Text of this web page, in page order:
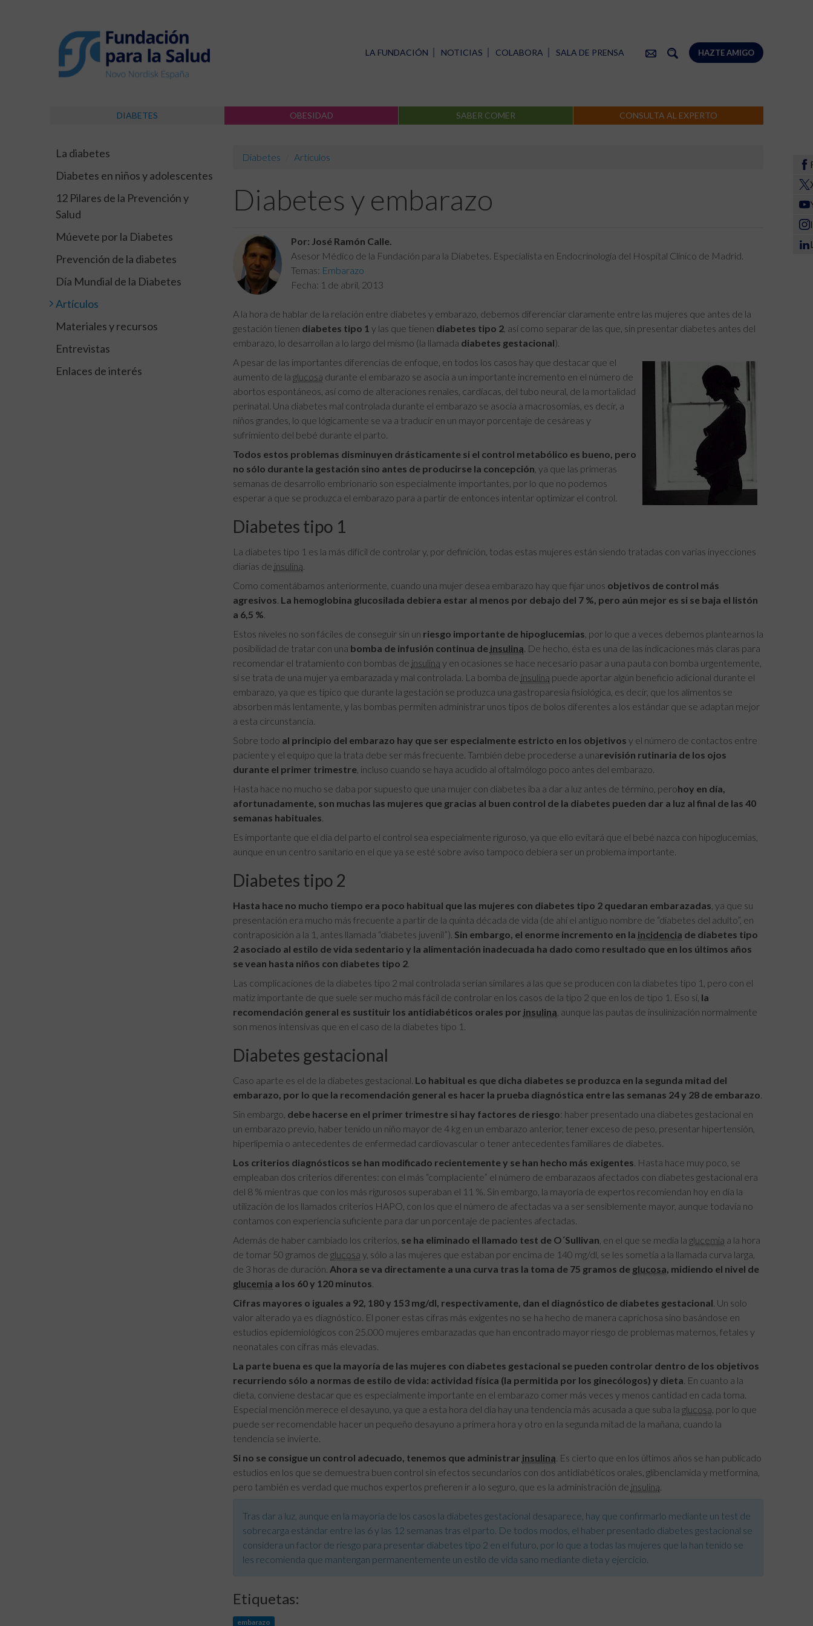
HAZTE AMIGO
LA FUNDACIÓN NOTICIAS COLABORA SALA DE PRENSA
DIABETES OBESIDAD SABER COMER CONSULTA AL EXPERTO
La diabetes
Diabetes en niños y adolescentes
12 Pilares de la Prevención y
Salud
Múevete por la Diabetes
Prevención de la diabetes
Día Mundial de la Diabetes
Artículos
Materiales y recursos
Entrevistas
Enlaces de interés
Diabetes Artículos
Diabetes y embarazo
Por: José Ramón Calle.
Asesor Médico de la Fundación para la Diabetes. Especialista en Endocrinología del Hospital Clínico de Madrid.
Temas: Embarazo
Fecha: 1 de abril, 2013
A la hora de hablar de la relación entre diabetes y embarazo, debemos diferenciar claramente entre las mujeres que antes de la
gestación tienen diabetes tipo 1 y las que tienen diabetes tipo 2, así como separar de las que, sin presentar diabetes antes del
embarazo, lo desarrollan a lo largo del mismo (la llamada diabetes gestacional).
A pesar de las importantes diferencias de enfoque, en todos los casos hay que destacar que el
aumento de la glucosa durante el embarazo se asocia a un importante incremento en el número de
abortos espontáneos, así como de alteraciones renales, cardíacas, del tubo neural, de la mortalidad
perinatal. Una diabetes mal controlada durante el embarazo se asocia a macrosomías, es decir, a
niños grandes, lo que lógicamente se va a traducir en un mayor porcentaje de cesáreas y
sufrimiento del bebé durante el parto.
Todos estos problemas disminuyen drásticamente si el control metabólico es bueno, pero
no sólo durante la gestación sino antes de producirse la concepción , ya que las primeras
semanas de desarrollo embrionario son especialmente importantes, por lo que no podemos
esperar a que se produzca el embarazo para a partir de entonces intentar optimizar el control.
Diabetes tipo 1
La diabetes tipo 1 es la más difícil de controlar y, por definición, todas estas mujeres están siendo tratadas con varias inyecciones
diarias de insulina.
Como comentábamos anteriormente, cuando una mujer desea embarazo hay que fijar unos objetivos de control más
agresivos. La hemoglobina glucosilada debiera estar al menos por debajo del 7 %, pero aún mejor es si se baja el listón
a 6,5 %.
Estos niveles no son fáciles de conseguir sin un riesgo importante de hipoglucemias , por lo que a veces debemos plantearnos la
posibilidad de tratar con una bomba de infusión continua de insulina. De hecho, ésta es una de las indicaciones más claras para
recomendar el tratamiento con bombas de insulina y en ocasiones se hace necesario pasar a una pauta con bomba urgentemente,
si se trata de una mujer ya embarazada y mal controlada. La bomba de insulina puede aportar algún beneficio adicional durante el
embarazo, ya que es típico que durante la gestación se produzca una gastroparesia fisiológica, es decir, que los alimentos se
absorben más lentamente, y las bombas permiten administrar unos tipos de bolos diferentes a los estándar que se adaptan mejor
a esta circunstancia.
Sobre todo al principio del embarazo hay que ser especialmente estricto en los objetivos y el número de contactos entre
paciente y el equipo que la trata debe ser más frecuente. También debe procederse a unarevisión rutinaria de los ojos
durante el primer trimestre, incluso cuando se haya acudido al oftalmólogo poco antes del embarazo.
Hasta hace no mucho se daba por supuesto que una mujer con diabetes iba a dar a luz antes de término, perohoy en día,
afortunadamente, son muchas las mujeres que gracias al buen control de la diabetes pueden dar a luz al final de las 40
semanas habituales.
Es importante que el día del parto el control sea especialmente riguroso, ya que ello evitará que el bebé nazca con hipoglucemias,
aunque en un centro sanitario en el que ya se esté sobre aviso tampoco debiera ser un problema importante.
Diabetes tipo 2
Hasta hace no mucho tiempo era poco habitual que las mujeres con diabetes tipo 2 quedaran embarazadas , ya que su
presentación era mucho más frecuente a partir de la quinta década de vida (de ahí el antiguo nombre de “diabetes del adulto”, en
contraposición a la 1, antes llamada “diabetes juvenil”). Sin embargo, el enorme incremento en la incidencia de diabetes tipo
2 asociado al estilo de vida sedentario y la alimentación inadecuada ha dado como resultado que en los últimos años
se vean hasta niños con diabetes tipo 2.
Las complicaciones de la diabetes tipo 2 mal controlada serían similares a las que se producen con la diabetes tipo 1, pero con el
matiz importante de que suele ser mucho más fácil de controlar en los casos de la tipo 2 que en los de tipo 1. Eso sí, la
recomendación general es sustituir los antidiabéticos orales por insulina , aunque las pautas de insulinización normalmente
son menos intensivas que en el caso de la diabetes tipo 1.
Diabetes gestacional
Caso aparte es el de la diabetes gestacional. Lo habitual es que dicha diabetes se produzca en la segunda mitad del
embarazo, por lo que la recomendación general es hacer la prueba diagnóstica entre las semanas 24 y 28 de embarazo.
Sin embargo, debe hacerse en el primer trimestre si hay factores de riesgo: haber presentado una diabetes gestacional en
un embarazo previo, haber tenido un niño mayor de 4 kg en un embarazo anterior, tener exceso de peso, presentar hipertensión,
hiperlipemia o antecedentes de enfermedad cardiovascular o tener antecedentes familiares de diabetes.
Los criterios diagnósticos se han modificado recientemente y se han hecho más exigentes. Hasta hace muy poco, se
empleaban dos criterios diferentes: con el más “complaciente” el número de embarazaos afectados con diabetes gestacional era
del 8 % mientras que con los más rigurosos superaban el 11 %. Sin embargo, la mayoría de expertos recomiendan hoy en día la
utilización de los llamados criterios HAPO, con los que el número de afectadas va a ser sensiblemente mayor, aunque todavía no
contamos con experiencia suficiente para dar un porcentaje de pacientes afectadas.
Además de haber cambiado los criterios, se ha eliminado el llamado test de O´Sullivan , en el que se medía la glucemia a la hora
de tomar 50 gramos de glucosa y, sólo a las mujeres que estaban por encima de 140 mg/dl, se les sometía a la llamada curva larga,
de 3 horas de duración. Ahora se va directamente a una curva tras la toma de 75 gramos de glucosa, midiendo el nivel de
glucemia a los 60 y 120 minutos.
Cifras mayores o iguales a 92, 180 y 153 mg/dl, respectivamente, dan el diagnóstico de diabetes gestacional. Un solo
valor alterado ya es diagnóstico. El poner estas cifras más exigentes no se ha hecho de manera caprichosa sino basándose en
estudios epidemiológicos con 25.000 mujeres embarazadas que han encontrado mayor riesgo de problemas maternos, fetales y
neonatales con cifras más elevadas.
La parte buena es que la mayoría de las mujeres con diabetes gestacional se pueden controlar dentro de los objetivos
recurriendo sólo a normas de estilo de vida: actividad física (la permitida por los ginecólogos) y dieta. En cuanto a la
dieta, conviene destacar que es especialmente importante en el embarazo comer más veces y menos cantidad en cada toma.
Especial mención merece el desayuno, ya que a esta hora del día hay una tendencia más acusada a que suba la glucosa , por lo que
puede ser recomendable hacer un pequeño desayuno a primera hora y otro en la segunda mitad de la mañana, cuando la
tendencia se invierte.
Si no se consigue un control adecuado, tenemos que administrar insulina. Es cierto que en los últimos años se han publicado
estudios en los que se demuestra buen control sin efectos secundarios con dos antidiabéticos orales, glibenclamida y metformina,
pero también es verdad que muchos expertos prefieren ir a lo seguro, que es la administración de insulina.
Tras dar a luz, aunque en la mayoría de los casos la diabetes gestacional desaparece, hay que confirmarlo mediante un test de
sobrecarga estándar entre las 6 y las 12 semanas tras el parto. De todos modos, el haber presentado diabetes gestacional se
considera un factor de riesgo para presentar diabetes tipo 2 en el futuro, por lo que a todas las mujeres que la han tenido se
les recomienda que mantengan permanentemente un estilo de vida sano mediante dieta y ejercicio.
Etiquetas:
embarazo